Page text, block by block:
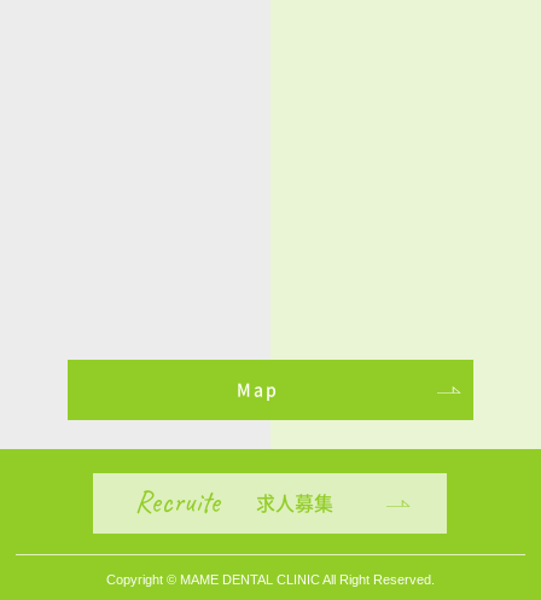
Map
Recruite 求人募集
Copyright © MAME DENTAL CLINIC All Right Reserved.